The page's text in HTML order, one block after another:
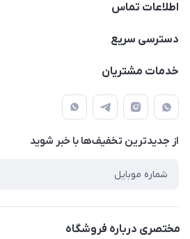
اطلاعات تماس
09387538030
دهقانی
دسترسی سریع
حساب کاربری
لیست محصولات
درباره ما
خدمات مشتریان
قوانین و مقررات
حریم خصوصی
راهنما
از جدید‌ترین تخفیف‌ها با‌ خبر شوید
مختصری درباره فروشگاه